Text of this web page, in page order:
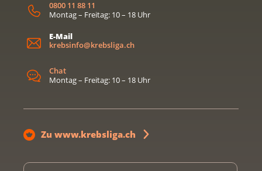
0800 11 88 11
Montag – Freitag: 10 – 18 Uhr
E-Mail
krebsinfo@krebsliga.ch
Chat
Montag – Freitag: 10 – 18 Uhr
Zu www.krebsliga.ch